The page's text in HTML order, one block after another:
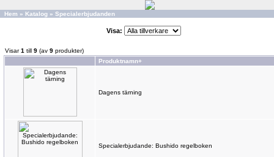
Hem » Katalog » Specialerbjudanden
Visa:
Visar1 till 9 (av 9 produkter)
Produktnamn+
Dagens tärning
Specialerbjudande: Bushido regelboken